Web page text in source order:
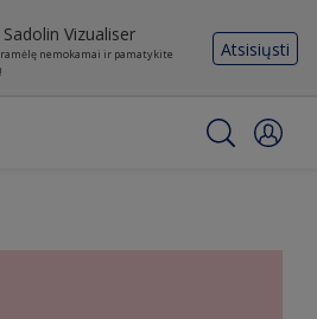
Vizualiser
nemokamai ir pamatykite
Atsisiųsti